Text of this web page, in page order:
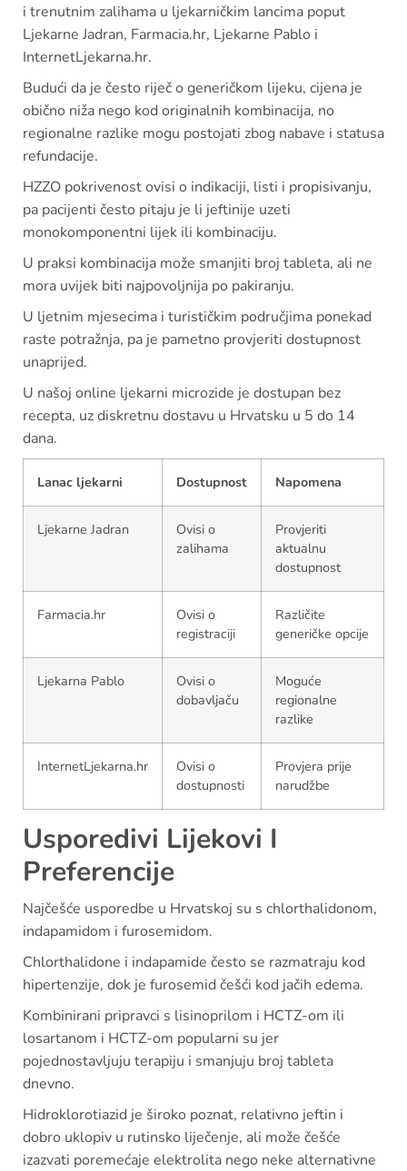
i trenutnim zalihama u ljekarničkim lancima poput
Ljekarne Jadran, Farmacia.hr, Ljekarne Pablo i
InternetLjekarna.hr.
Budući da je često riječ o generičkom lijeku, cijena je
obično niža nego kod originalnih kombinacija, no
regionalne razlike mogu postojati zbog nabave i statusa
refundacije.
HZZO pokrivenost ovisi o indikaciji, listi i propisivanju,
pa pacijenti često pitaju je li jeftinije uzeti
monokomponentni lijek ili kombinaciju.
U praksi kombinacija može smanjiti broj tableta, ali ne
mora uvijek biti najpovoljnija po pakiranju.
U ljetnim mjesecima i turističkim područjima ponekad
raste potražnja, pa je pametno provjeriti dostupnost
unaprijed.
U našoj online ljekarni microzide je dostupan bez
recepta, uz diskretnu dostavu u Hrvatsku u 5 do 14
dana.
Lanac ljekarni Dostupnost Napomena
Ljekarne Jadran
Ovisi o
zalihama
Provjeriti
aktualnu
dostupnost
Farmacia.hr
Ovisi o
registraciji
Različite
generičke opcije
Ljekarna Pablo
Ovisi o
dobavljaču
Moguće
regionalne
razlike
InternetLjekarna.hr
Ovisi o
dostupnosti
Provjera prije
narudžbe
Usporedivi Lijekovi I
Preferencije
Najčešće usporedbe u Hrvatskoj su s chlorthalidonom,
indapamidom i furosemidom.
Chlorthalidone i indapamide često se razmatraju kod
hipertenzije, dok je furosemid češći kod jačih edema.
Kombinirani pripravci s lisinoprilom i HCTZ-om ili
losartanom i HCTZ-om popularni su jer
pojednostavljuju terapiju i smanjuju broj tableta
dnevno.
Hidroklorotiazid je široko poznat, relativno jeftin i
dobro uklopiv u rutinsko liječenje, ali može češće
izazvati poremećaje elektrolita nego neke alternativne